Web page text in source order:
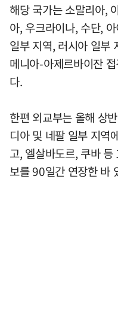
해당 국가는 소말리아,
아, 우크라이나, 수단,
일부 지역, 러시아 일부
메니아-아제르바이잔
다.
한편 외교부는 올해 상
디아 및 네팔 일부 지역
고, 엘살바도르, 쿠바
보를 90일간 연장한 바